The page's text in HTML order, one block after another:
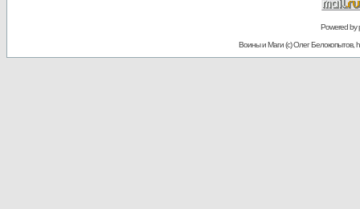
Powered by
Воины и Маги (c) Олег Белокопытов,